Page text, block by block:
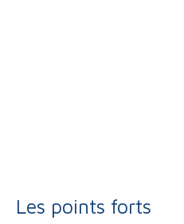
Les points forts